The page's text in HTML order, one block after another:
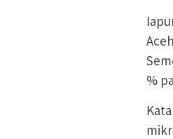
%